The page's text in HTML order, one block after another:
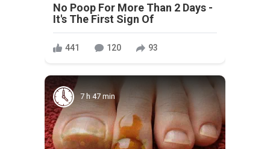
No Poop For More Than 2 Days -
It's The First Sign Of
441 120 93
7 h 47 min